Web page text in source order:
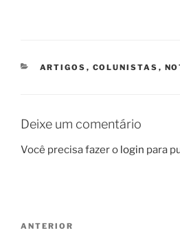
CATEGORIAS
ARTIGOS , COLUNISTAS ,
Deixe um comentário
Você precisa fazer o login para
Navegação
Post
ANTERIOR